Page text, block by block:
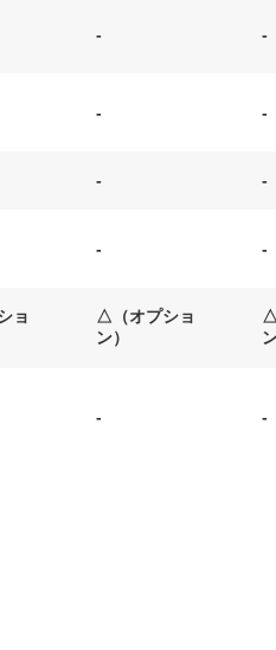
- -
- -
- -
- -
ョ
△（オプショ
ン）
- -